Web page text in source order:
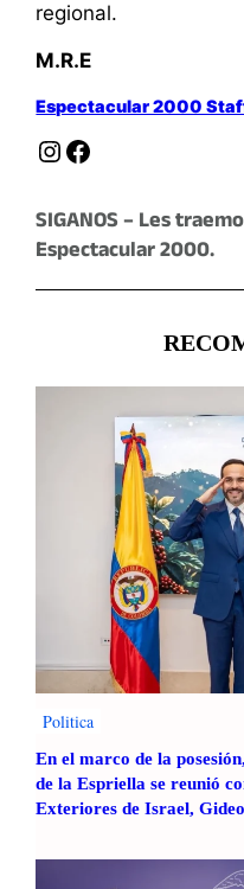
regional.
M.R.E
Espectacular 2000
Instagram Facebook
SIGANOS – Les
Espectacular 2000.
Politica
En el marco de la
de la Espriella se reunió
Exteriores de Israel,